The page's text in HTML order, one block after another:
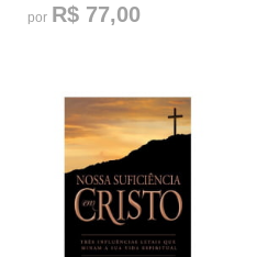
por R$ 77,00